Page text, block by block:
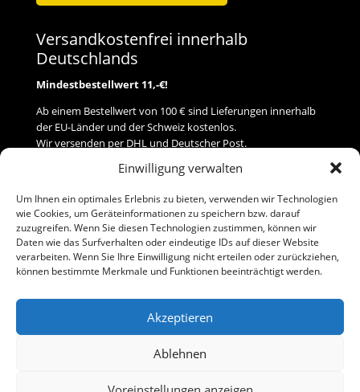
Einwilligung verwalten
Um Ihnen ein optimales Erlebnis zu bieten, verwenden wir Technologien
wie Cookies, um Geräteinformationen zu speichern bzw. darauf
zuzugreifen. Wenn Sie diesen Technologien zustimmen, können wir
Daten wie das Surfverhalten oder eindeutige IDs auf dieser Website
verarbeiten. Wenn Sie Ihre Einwilligung nicht erteilen oder zurückziehen,
können bestimmte Merkmale und Funktionen beeinträchtigt werden.
Akzeptieren
Ablehnen
Versandkostenfrei innerhalb
Deutschlands
Mindestbestellwert 11,-€!
Ab einem Bestellwert von 100 € sind Lieferungen innerhalb
der EU-Länder und der Schweiz kostenlos.
Wir versenden per DHL und Deutscher Post.
Versand
Zahlung
Baumann Modellspielwaren
Telefon (0 91 61) 33 84